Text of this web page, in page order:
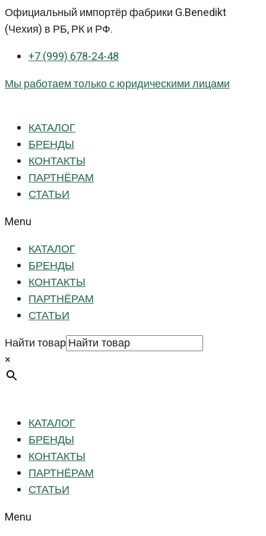
Перейти
к
Официальный импортёр фабрики G.Benedikt
(Чехия) в РБ, РК и РФ.
+7 (999) 678-24-48
Мы работаем только с юридическими лицами
КАТАЛОГ
БРЕНДЫ
КОНТАКТЫ
ПАРТНЁРАМ
СТАТЬИ
Menu
КАТАЛОГ
БРЕНДЫ
КОНТАКТЫ
ПАРТНЁРАМ
СТАТЬИ
Найти товар
×
КАТАЛОГ
БРЕНДЫ
КОНТАКТЫ
ПАРТНЁРАМ
СТАТЬИ
Menu